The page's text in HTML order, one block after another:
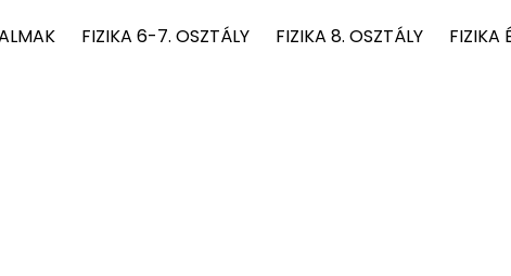
FIZIKA 6-7. OSZTÁLY FIZIKA 8. OSZTÁLY FIZIKA